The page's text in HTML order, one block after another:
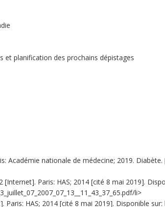
planification des prochains dépistages
Académie nationale de médecine; 2019.
Paris: HAS; 2014 [cité 8 mai 2019].
li>
HAS; 2014 [cité 8 mai 2019]. Disponible